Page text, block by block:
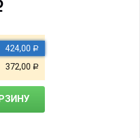
424,00 Р
372,00 Р